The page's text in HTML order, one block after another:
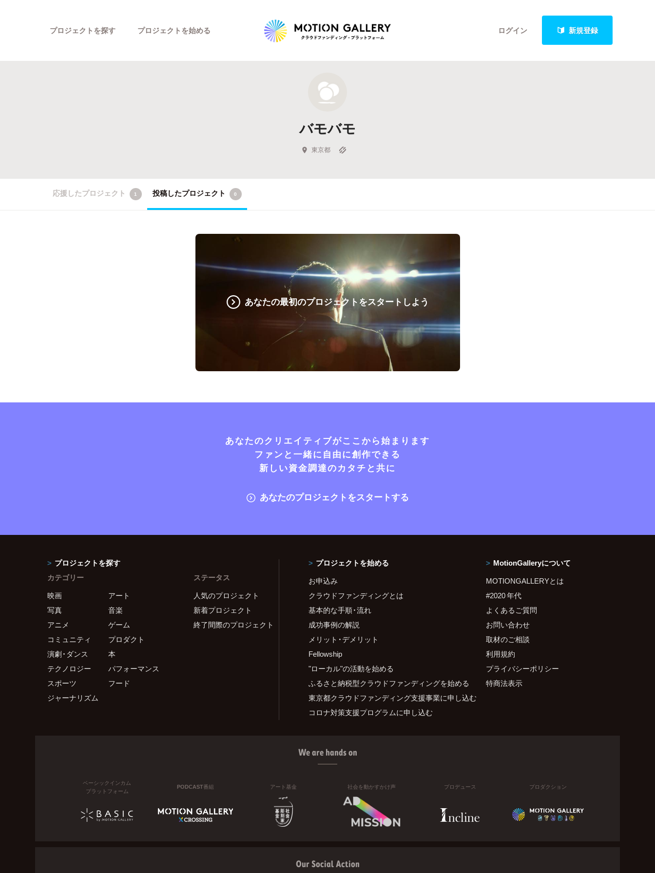
ログイン 新規登録
プロジェクトを探す
新着プロジェクト
Feature
キュレーターから探す
プロジェクトを始める
バモバモ
東京都
応援したプロジェクト 1 投稿したプロジェクト 0
あなたの最初のプロジェクトをスタートしよう
あなたのクリエイティブがここから始まります
ファンと一緒に自由に創作できる
新しい資金調達のカタチと共に
あなたのプロジェクトをスタートする
プロジェクトを探す
カテゴリー
映画
アート
写真
音楽
アニメ
ゲーム
コミュニティ
プロダクト
演劇・ダンス
本
テクノロジー
パフォーマンス
スポーツ
フード
ジャーナリズム
ステータス
人気のプロジェクト
新着プロジェクト
終了間際のプロジェクト
プロジェクトを始める
お申込み
クラウドファンディングとは
基本的な手順・流れ
成功事例の解説
メリット・デメリット
Fellowship
"ローカル"の活動を始める
ふるさと納税型クラウドファンディングを始める
東京都クラウドファンディング支援事業に申し込む
コロナ対策支援プログラムに申し込む
MotionGalleryについて
MOTIONGALLERYとは
#2020 年代
よくあるご質問
お問い合わせ
取材のご相談
利用規約
プライバシーポリシー
特商法表示
We are hands on
ベーシックインカム
プラットフォーム
PODCAST番組 アート基金 社会を動かすかけ声 プロデュース プロダクション
Our Social Action